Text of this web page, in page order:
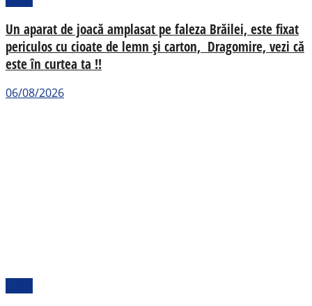
Un aparat de joacă amplasat pe faleza Brăilei, este fixat
periculos cu cioate de lemn și carton, Dragomire, vezi că
este în curtea ta !!
06/08/2026